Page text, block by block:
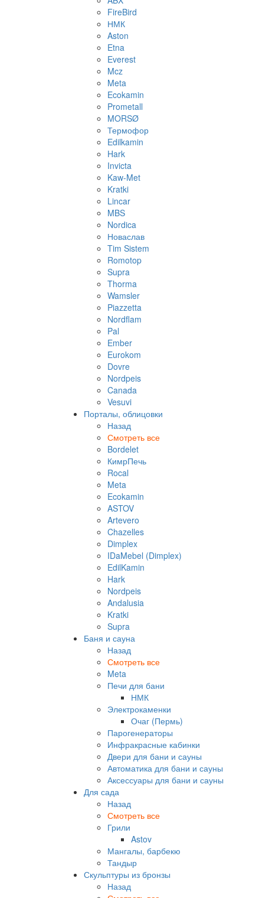
FireBird
НМК
Aston
Etna
Everest
Mcz
Meta
Ecokamin
Prometall
MORSØ
Термофор
Edilkamin
Hark
Invicta
Kaw-Met
Kratki
Lincar
MBS
Nordica
Новаслав
Tim Sistem
Romotop
Supra
Thorma
Wamsler
Piazzetta
Nordflam
Pal
Ember
Eurokom
Dovre
Nordpeis
Canada
Vesuvi
Порталы, облицовки
Назад
Смотреть все
Bordelet
КимрПечь
Rocal
Meta
Ecokamin
ASTOV
Artevero
Chazelles
Dimplex
IDaMebel (Dimplex)
EdilKamin
Hark
Nordpeis
Andalusia
Kratki
Supra
Баня и сауна
Назад
Смотреть все
Meta
Печи для бани
НМК
Электрокаменки
Очаг (Пермь)
Парогенераторы
Инфракрасные кабинки
Двери для бани и сауны
Автоматика для бани и сауны
Аксессуары для бани и сауны
Для сада
Назад
Смотреть все
Грили
Astov
Мангалы, барбекю
Тандыр
Скульптуры из бронзы
Назад